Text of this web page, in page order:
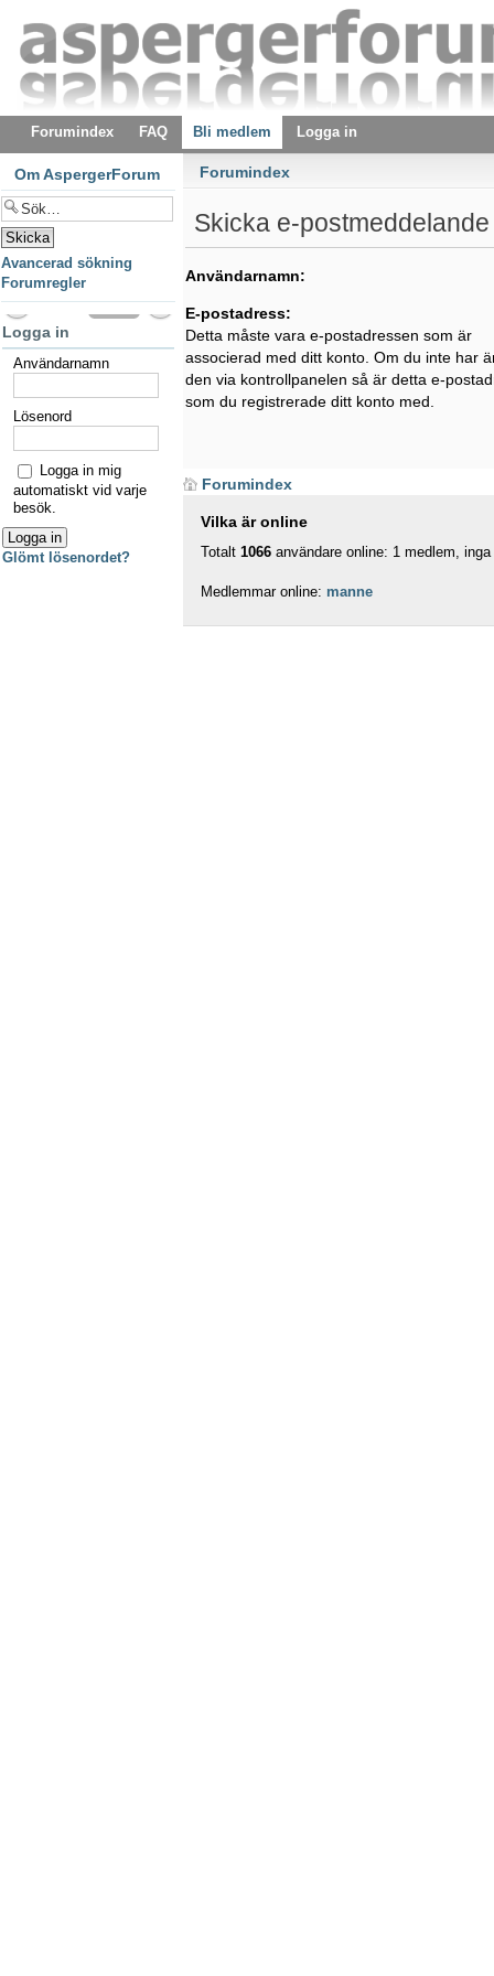
Forumindex FAQ Bli medlem Logga in
Forumindex
Skicka e-
Användarnamn:
E-postadress:
Detta måste vara e-postadressen som är
associerad med ditt konto. Om du inte har
den via kontrollpanelen så är detta e-
som du registrerade ditt konto med.
Forumindex
Vilka är online
Totalt 1066 användare online: 1 medlem,
Medlemmar online: manne
Om AspergerForum
Avancerad sökning
Forumregler
Logga in
Användarnamn
Lösenord
Logga in mig
automatiskt vid varje
besök.
Glömt lösenordet?